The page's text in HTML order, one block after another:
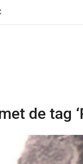
de tag